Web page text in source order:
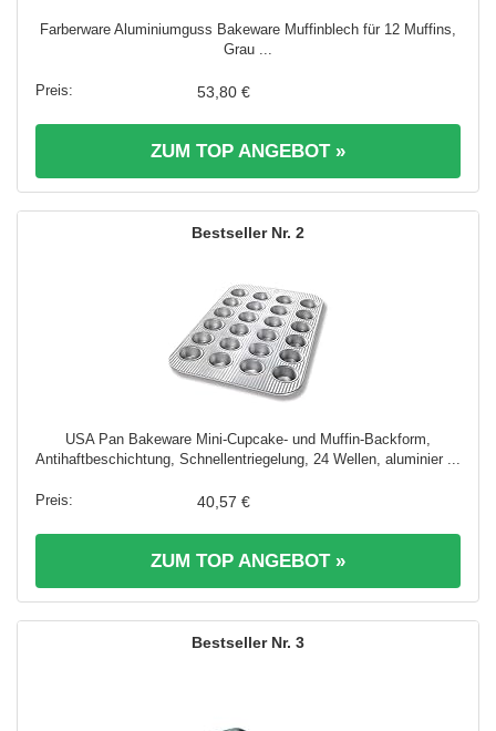
Farberware Aluminiumguss Bakeware Muffinblech für 12 Muffins,
Grau ...
53,80 €
ZUM TOP ANGEBOT »
2
USA Pan Bakeware Mini-Cupcake- und Muffin-Backform,
Antihaftbeschichtung, Schnellentriegelung, 24 Wellen, aluminier ...
40,57 €
ZUM TOP ANGEBOT »
3